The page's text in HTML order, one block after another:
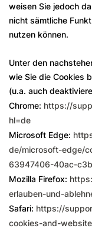
weisen Sie jedoch
nicht sämtliche
nutzen können.
Unter den
wie Sie die Cookies
(u.a. auch
Chrome: https://
hl=de
Microsoft Edge:
de/microsoft-edge/
63947406-40ac-
Mozilla Firefox:
erlauben-und-
Safari: https://
cookies-and-